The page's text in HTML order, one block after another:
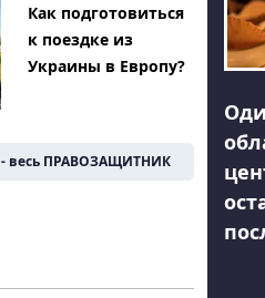
Как подготовиться
к поездке из
Украины в Европу?
- весь ПРАВОЗАЩИТНИК